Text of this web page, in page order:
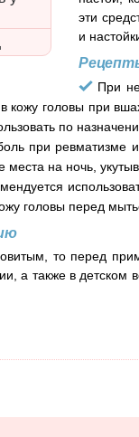
эти
и
При
кожу головы при
по
при
на ночь,
головы перед
то перед
а также в детском